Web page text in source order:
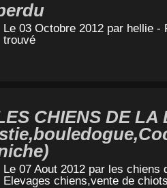
Le 03 Octobre 2012 par hellie -
trouvé
CHIENS DE
Le 07 Aout 2012 par les chiens
Elevages chiens,vente de